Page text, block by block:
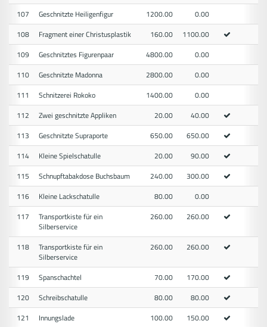
107
Geschnitzte Heiligenfigur 1200.00
0.00
108
Fragment einer Christusplastik 160.00
1100.00
109
Geschnitztes Figurenpaar 4800.00
0.00
110
Geschnitzte Madonna 2800.00
0.00
111
Schnitzerei Rokoko 1400.00
0.00
112
Zwei geschnitzte Appliken 20.00
40.00
113
Geschnitzte Supraporte 650.00
650.00
114
Kleine Spielschatulle 20.00
90.00
115
Schnupftabakdose Buchsbaum 240.00
300.00
116
Kleine Lackschatulle 80.00
0.00
117
Transportkiste für ein
Silberservice
260.00 260.00
118
Transportkiste für ein
Silberservice
260.00 260.00
119 Spanschachtel 70.00
170.00
120
Schreibschatulle 80.00
80.00
121
Innungslade 100.00
150.00